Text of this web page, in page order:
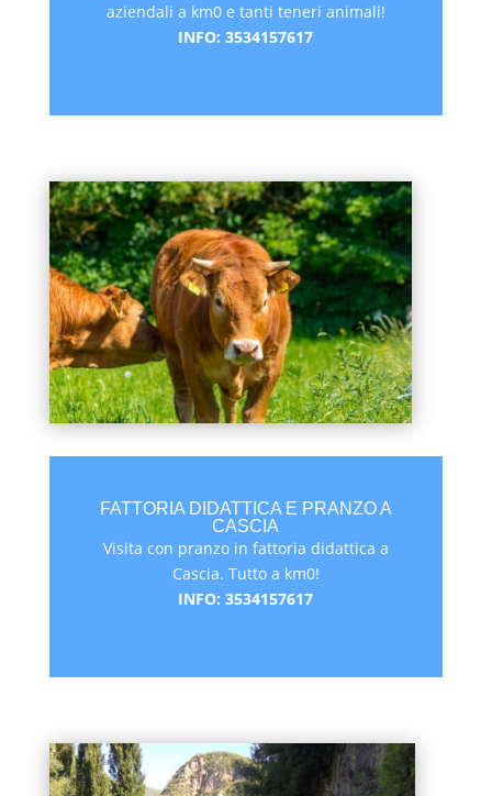
aziendali a km0 e tanti teneri animali!
INFO: 3534157617
FATTORIA DIDATTICA E PRANZO A
CASCIA
Visita con pranzo in fattoria didattica a
Cascia. Tutto a km0!
INFO: 3534157617